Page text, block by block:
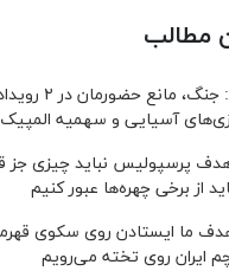
مطالب
گل‌خندان: جنگ،
آسیایی و سهمیه
پرسپولیس نباید چیزی جز
از برخی چهره‌ها عبور کنیم
ما ایستادن روی سکوی
ایران روی تخته می‌رویم